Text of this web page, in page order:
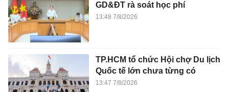
GD&ĐT rà soát học phí
13:48 7/8/2026
TP.HCM tổ chức Hội chợ Du lịch
Quốc tế lớn chưa từng có
13:47 7/8/2026